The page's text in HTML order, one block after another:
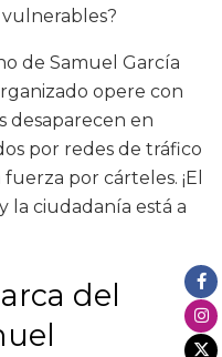
de Samuel García
opere con
desaparecen en
por redes de tráfico
por cárteles. ¡El
la ciudadanía está a
del